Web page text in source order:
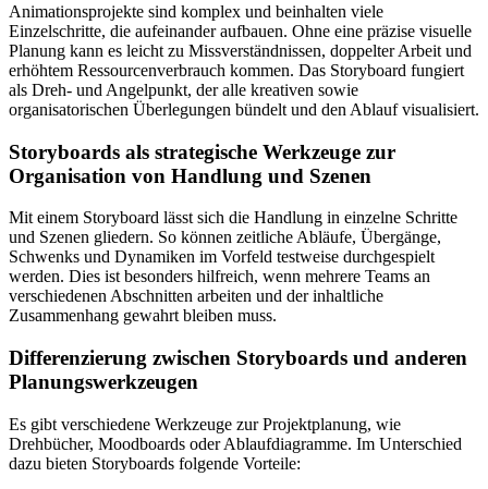
Animationsprojekte sind komplex und beinhalten viele
Einzelschritte, die aufeinander aufbauen. Ohne eine präzise visuelle
Planung kann es leicht zu Missverständnissen, doppelter Arbeit und
erhöhtem Ressourcenverbrauch kommen. Das Storyboard fungiert
als Dreh- und Angelpunkt, der alle kreativen sowie
organisatorischen Überlegungen bündelt und den Ablauf visualisiert.
Storyboards als strategische Werkzeuge zur
Organisation von Handlung und Szenen
Mit einem Storyboard lässt sich die Handlung in einzelne Schritte
und Szenen gliedern. So können zeitliche Abläufe, Übergänge,
Schwenks und Dynamiken im Vorfeld testweise durchgespielt
werden. Dies ist besonders hilfreich, wenn mehrere Teams an
verschiedenen Abschnitten arbeiten und der inhaltliche
Zusammenhang gewahrt bleiben muss.
Differenzierung zwischen Storyboards und anderen
Planungswerkzeugen
Es gibt verschiedene Werkzeuge zur Projektplanung, wie
Drehbücher, Moodboards oder Ablaufdiagramme. Im Unterschied
dazu bieten Storyboards folgende Vorteile: